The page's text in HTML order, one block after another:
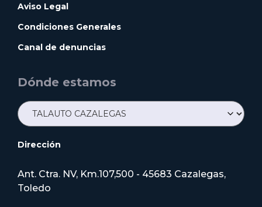
Aviso Legal
Condiciones Generales
Canal de denuncias
Dónde estamos
Dirección
Ant. Ctra. NV, Km.107,500 - 45683 Cazalegas,
Toledo